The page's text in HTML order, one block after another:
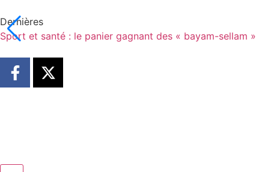
Dernières
Sport et santé : le panier gagnant des « bayam-sellam »